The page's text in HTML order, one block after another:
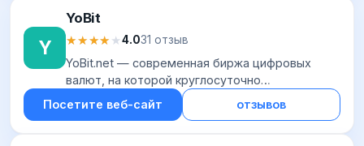
Y
YoBit
★★★★★
★★★★★4.031 отзыв
YoBit.net — современная биржа цифровых
валют, на которой круглосуточно
совершаются операции по купле и продаже
самых разных криптовалют. Однако биржа
Посетите веб-сайт отзывов